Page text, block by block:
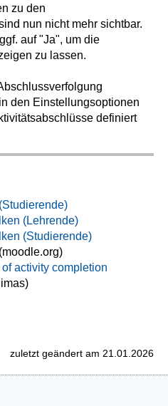
zu den
nun nicht mehr sichtbar.
auf "Ja", um die
zu lassen.
den Einstellungsoptionen
definiert
(Lehrende)
(Studierende)
(moodle.org)
activity completion
zuletzt geändert am 21.01.2026